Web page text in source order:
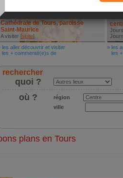
Cathédrale de Tours, paroisse
Saint-Maurice
A visiter [suite]
les aller découvrir et visiter
les + commenté(e)s de
» les
les +
rechercher
quoi ?
où ?
région
ville
plans en Tours